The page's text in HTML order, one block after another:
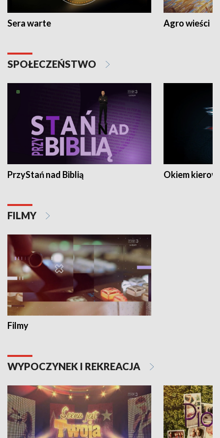
Sera warte Agro wieści
SPOŁECZEŃSTWO
PrzyStań nad Biblią Okiem
FILMY
Filmy
WYPOCZYNEK I REKREACJA